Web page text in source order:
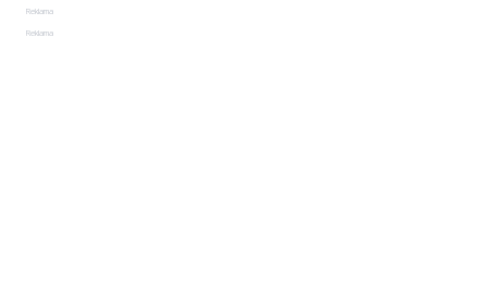
Reklama
Reklama